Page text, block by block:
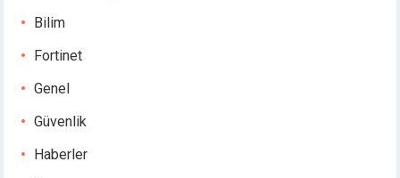
Bilim
Fortinet
Genel
Güvenlik
Haberler